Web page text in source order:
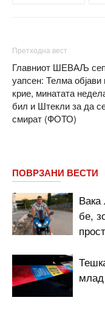
Претходна вест
Главниот ШЕВАЉ
уапсен: Телма објави
крие, минатата
бил и Штекли за да
смират (ФОТО)
ПОВРЗАНИ ВЕСТИ
бе,